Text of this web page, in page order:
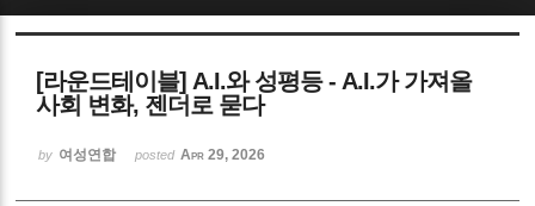
[라운드테이블] A.I.와 성평등 - A.I.가 가져올
사회 변화, 젠더로 묻다
by 여성연합 posted Apr 29, 2026
Sketchbook5, 스케치북5